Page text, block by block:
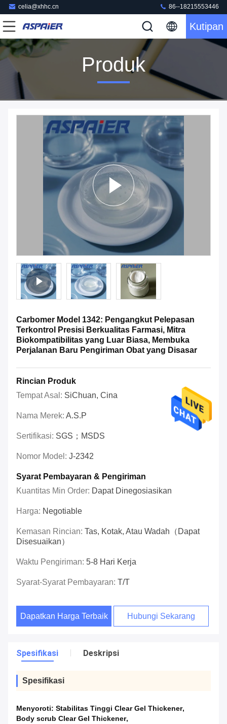
celia@xhhc.cn 86--18215553446
Kutipan
Produk
Carbomer Model 1342: Pengangkut Pelepasan
Terkontrol Presisi Berkualitas Farmasi, Mitra
Biokompatibilitas yang Luar Biasa, Membuka
Perjalanan Baru Pengiriman Obat yang Disasar
Rincian Produk
Tempat Asal: SiChuan, Cina
Nama Merek: A.S.P
Sertifikasi: SGS；MSDS
Nomor Model: J-2342
Syarat Pembayaran & Pengiriman
Kuantitas Min Order: Dapat Dinegosiasikan
Harga: Negotiable
Kemasan Rincian: Tas, Kotak, Atau Wadah（Dapat
Disesuaikan）
Waktu Pengiriman: 5-8 Hari Kerja
Syarat-Syarat Pembayaran: T/T
Dapatkan Harga Terbaik Hubungi Sekarang
Spesifikasi Deskripsi
Spesifikasi
Menyoroti: Stabilitas Tinggi Clear Gel Thickener,
Body scrub Clear Gel Thickener,